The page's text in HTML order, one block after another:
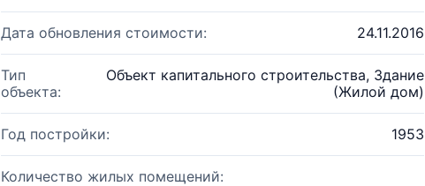
Дата обновления стоимости: 24.11.2016
Тип
объекта:
Объект капитального строительства, Здание
(Жилой дом)
Год постройки: 1953
Количество жилых помещений: